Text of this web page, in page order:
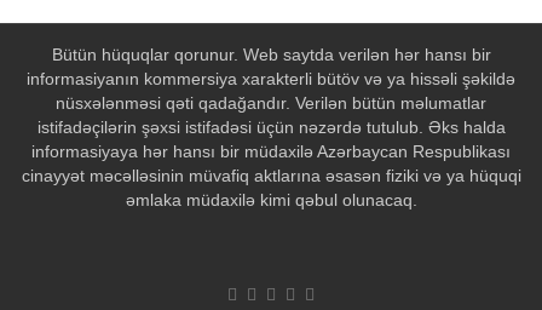
Bütün hüquqlar qorunur. Web saytda verilən hər hansı bir
informasiyanın kommersiya xarakterli bütöv və ya hissəli şəkildə
nüsxələnməsi qəti qadağandır. Verilən bütün məlumatlar
istifadəçilərin şəxsi istifadəsi üçün nəzərdə tutulub. Əks halda
informasiyaya hər hansı bir müdaxilə Azərbaycan Respublikası
cinayyət məcəlləsinin müvafiq aktlarına əsasən fiziki və ya hüquqi
əmlaka müdaxilə kimi qəbul olunacaq.